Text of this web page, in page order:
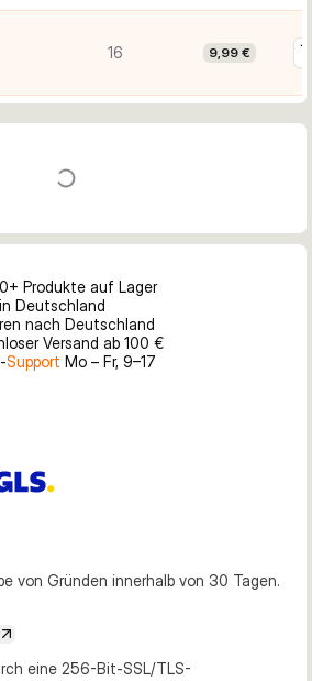
16 9,99 €
Produkte auf Lager
Deutschland
nach Deutschland
Versand ab 100 €
Support Mo – Fr, 9–17
von Gründen innerhalb von 30 Tagen.
eine 256-Bit-SSL/TLS-